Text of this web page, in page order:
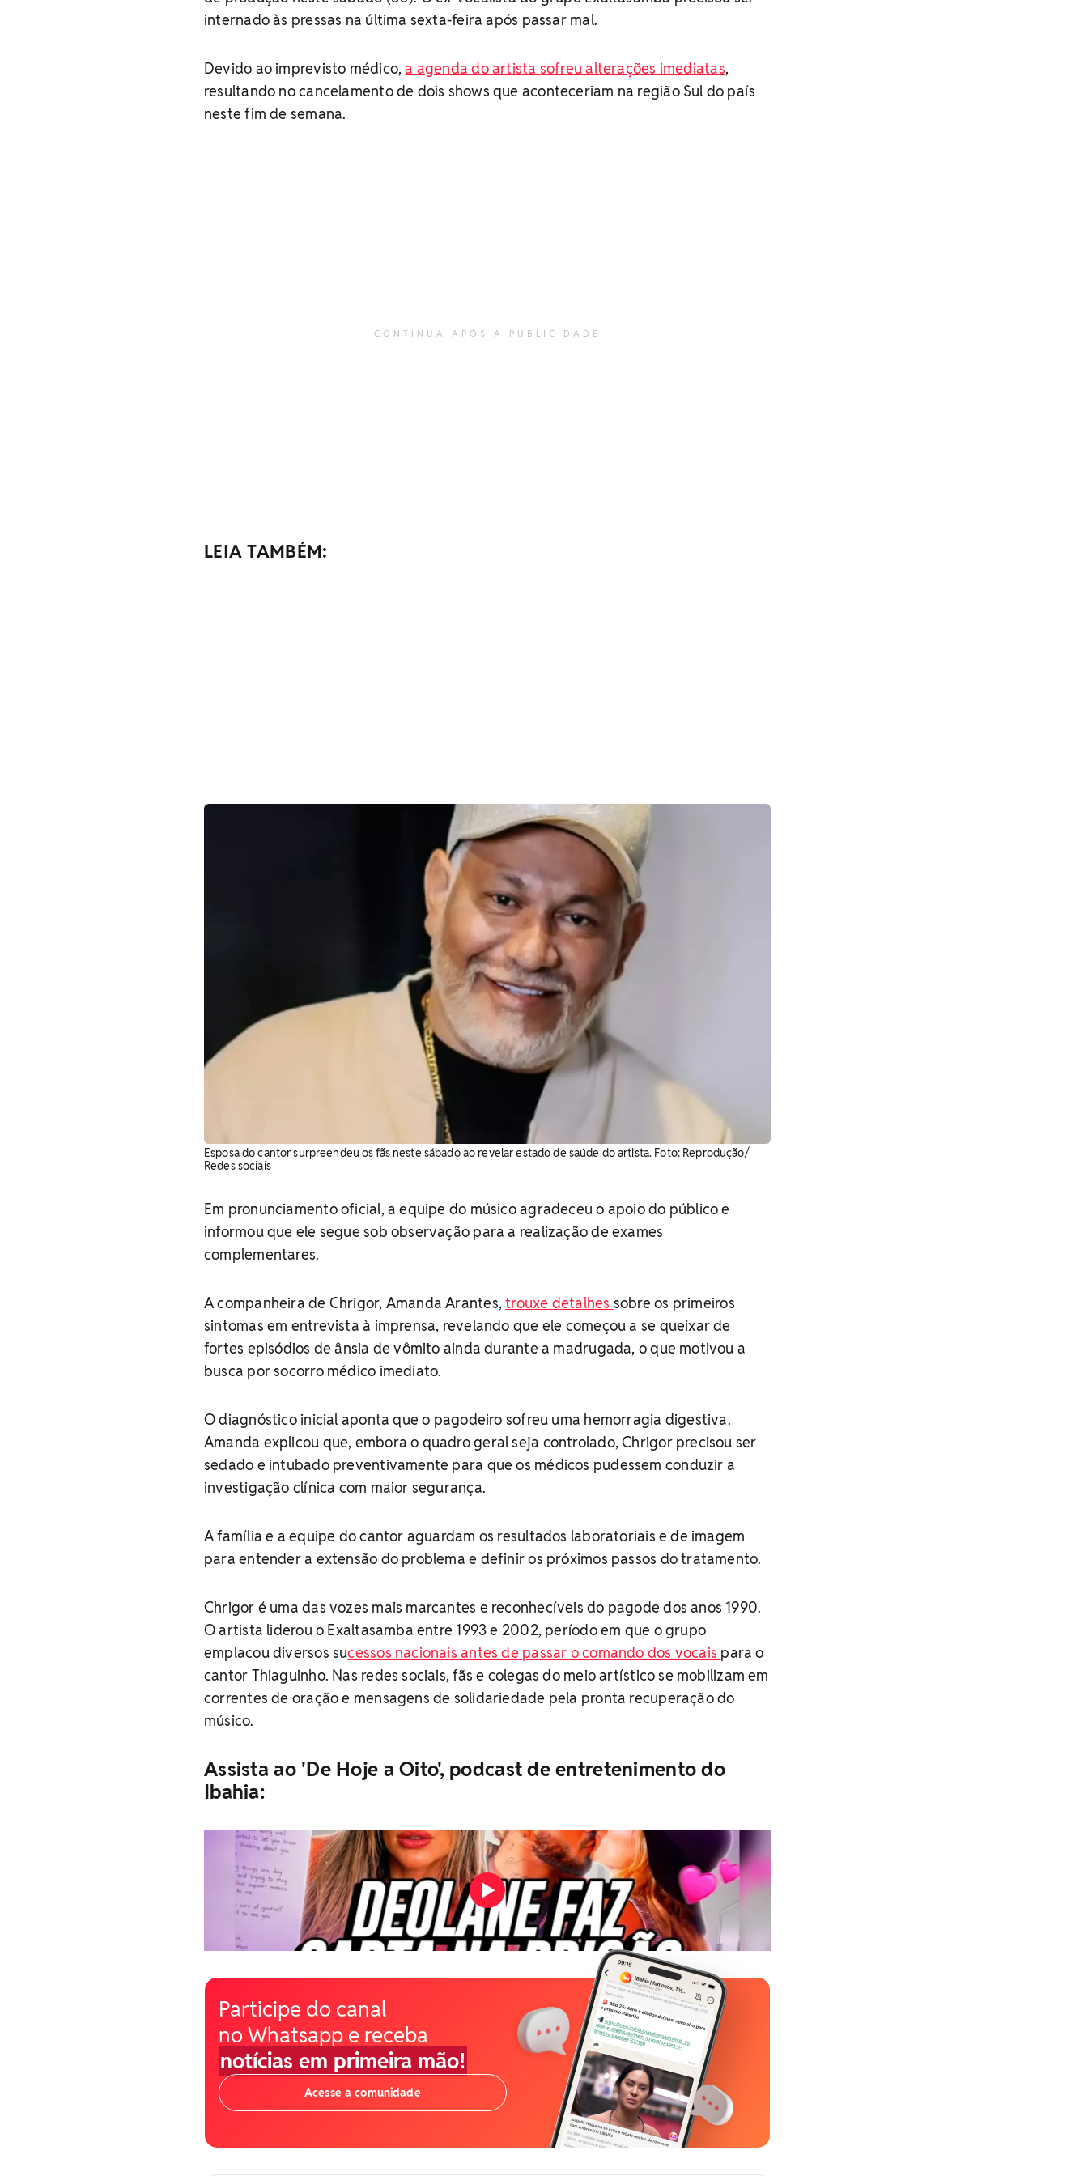
internado às pressas na última sexta-feira após passar mal.
Devido ao imprevisto médico,a agenda do artista sofreu alterações imediatas,
resultando no cancelamento de dois shows que aconteceriam na região Sul do país
neste fim de semana.
CONTINUA APÓS A PUBLICIDADE
LEIA TAMBÉM:
Esposa do cantor surpreendeu os fãs neste sábado ao revelar estado de saúde do artista. Foto: Reprodução/
Redes sociais
Em pronunciamento oficial, a equipe do músico agradeceu o apoio do público e
informou que ele segue sob observação para a realização de exames
complementares.
A companheira de Chrigor, Amanda Arantes,trouxe detalhes sobre os primeiros
sintomas em entrevista à imprensa, revelando que ele começou a se queixar de
fortes episódios de ânsia de vômito ainda durante a madrugada, o que motivou a
busca por socorro médico imediato.
O diagnóstico inicial aponta que o pagodeiro sofreu uma hemorragia digestiva.
Amanda explicou que, embora o quadro geral seja controlado, Chrigor precisou ser
sedado e intubado preventivamente para que os médicos pudessem conduzir a
investigação clínica com maior segurança.
A família e a equipe do cantor aguardam os resultados laboratoriais e de imagem
para entender a extensão do problema e definir os próximos passos do tratamento.
Chrigor é uma das vozes mais marcantes e reconhecíveis do pagode dos anos 1990.
O artista liderou o Exaltasamba entre 1993 e 2002, período em que o grupo
emplacou diversos sucessos nacionais antes de passar o comando dos vocais para o
cantor Thiaguinho. Nas redes sociais, fãs e colegas do meio artístico se mobilizam em
correntes de oração e mensagens de solidariedade pela pronta recuperação do
músico.
Assista ao 'De Hoje a Oito', podcast de entretenimento do
Ibahia:
Participe do canal
no Whatsapp e receba
notícias em primeira mão!
Acesse a comunidade